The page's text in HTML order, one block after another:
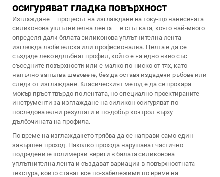
осигуряват гладка повърхност
Изглаждане — процесът на изглаждане на току-що нанесената
силиконова уплътнителна лента — е стъпката, която най-много
определя дали бялата силиконова уплътнителна лента
изглежда любителска или професионална. Целта е да се
създаде леко вдлъбнат профил, който е на едно ниво със
съседните повърхности или е малко по-ниско от тях, като
напълно запълва шевовете, без да оставя издадени ръбове или
следи от изглаждане. Класическият метод е да се прокара
мокър пръст твърдо по лентата, но специално проектираните
инструменти за изглаждане на силикон осигуряват по-
последователни резултати и по-добър контрол върху
дълбочината на профила.
По време на изглаждането трябва да се направи само един
завършен проход. Няколко прохода нарушават частично
подредените полимерни вериги в бялата силиконова
уплътнителна лента и създават вариации в повърхностната
текстура, които стават все по-забележими по време на